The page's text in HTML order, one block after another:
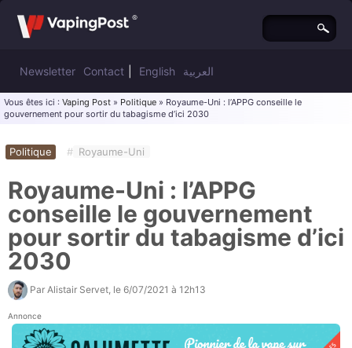
Newsletter Contact English العربية
Vous êtes ici : Vaping Post » Politique » Royaume-Uni : l’APPG conseille le
gouvernement pour sortir du tabagisme d’ici 2030
Politique # Royaume-Uni
Royaume-Uni : l’APPG
conseille le gouvernement
pour sortir du tabagisme d’ici
2030
Par Alistair Servet , le 6/07/2021 à 12h13
Annonce